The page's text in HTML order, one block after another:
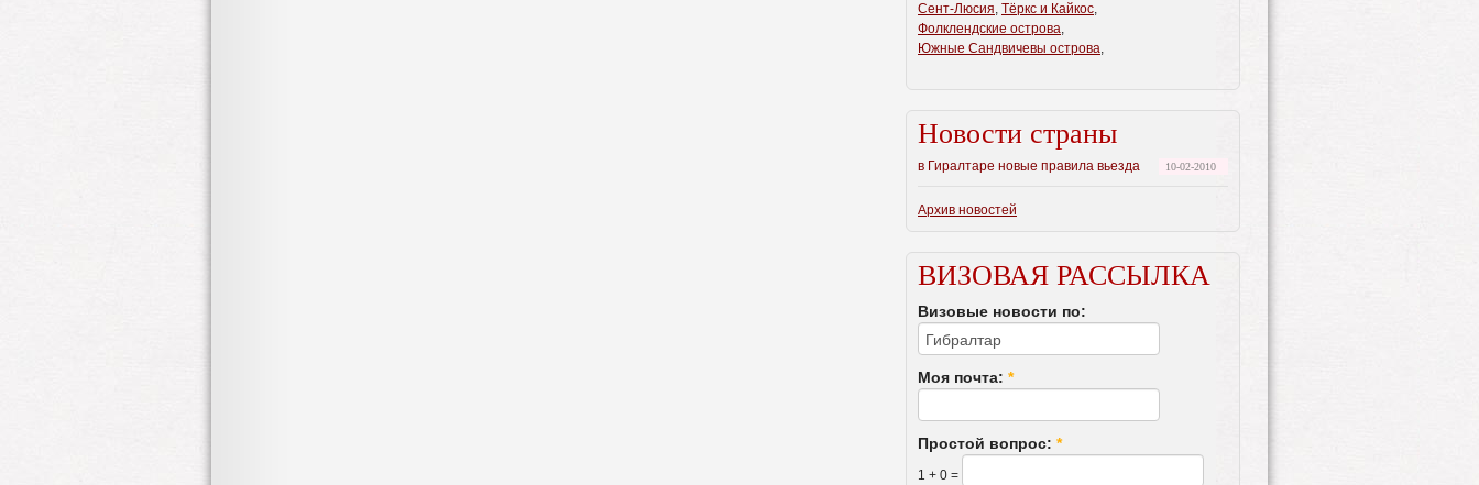
Сент-Люсия, Тёркс и Кайкос,
Фолклендские острова,
Южные Сандвичевы острова,
Новости страны
10-02-2010
в Гиралтаре новые правила вьезда
Архив новостей
ВИЗОВАЯ РАССЫЛКА
Визовые новости по:
Моя почта: *
Простой вопрос: *
1 + 0 =